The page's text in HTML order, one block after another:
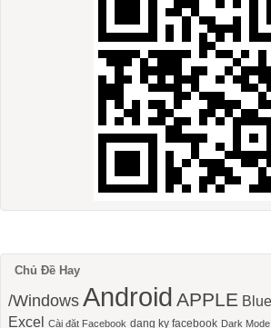
Chủ Đề Hay
/Windows Android APPLE
Excel Cài đặt Facebook dang ky facebook Dark Mode